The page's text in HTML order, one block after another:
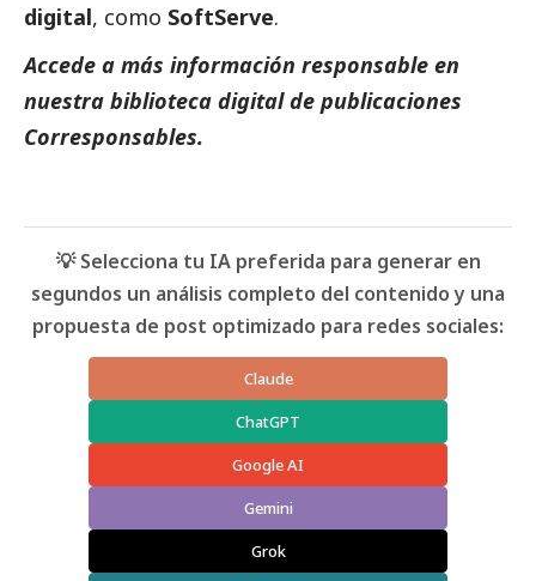
digital, como SoftServe.
Accede a más información responsable en
nuestra biblioteca digital de publicaciones
Corresponsables.
💡 Selecciona tu IA preferida para generar en
segundos un análisis completo del contenido y una
propuesta de post optimizado para redes sociales:
Claude
ChatGPT
Google AI
Gemini
Grok